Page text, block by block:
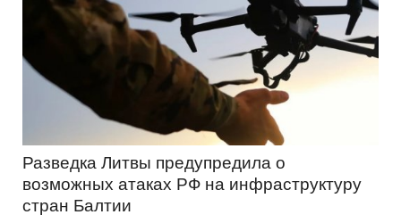
Разведка Литвы предупредила о
возможных атаках РФ на инфраструктуру
стран Балтии